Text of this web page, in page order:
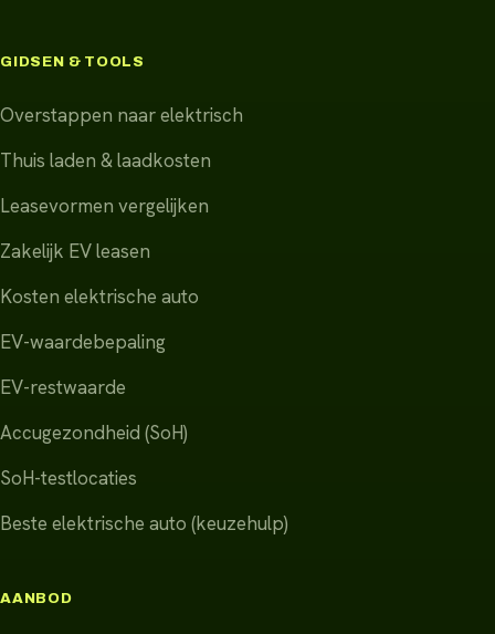
GIDSEN & TOOLS
Overstappen naar elektrisch
Thuis laden & laadkosten
Leasevormen vergelijken
Zakelijk EV leasen
Kosten elektrische auto
EV-waardebepaling
EV-restwaarde
Accugezondheid (SoH)
SoH-testlocaties
Beste elektrische auto (keuzehulp)
AANBOD